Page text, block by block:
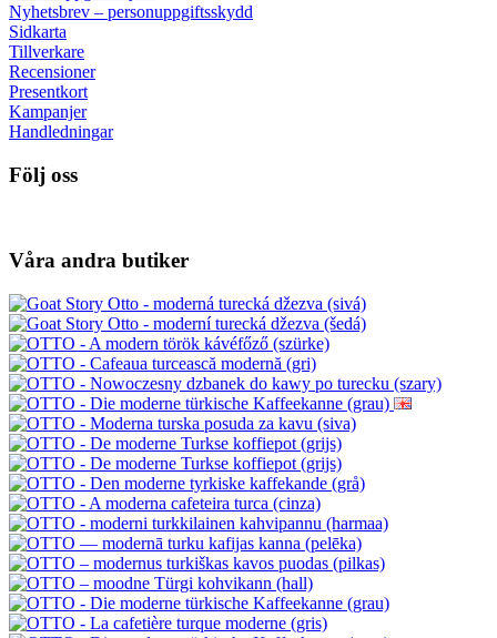
Nyhetsbrev – personuppgiftsskydd
Sidkarta
Tillverkare
Recensioner
Presentkort
Kampanjer
Handledningar
Följ oss
Våra andra butiker